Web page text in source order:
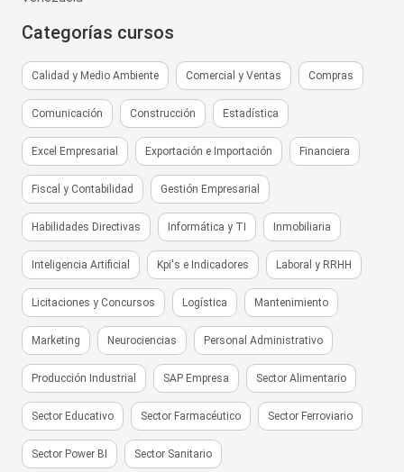
Categorías cursos
Calidad y Medio Ambiente Comercial y Ventas Compras
Comunicación Construcción Estadística
Excel Empresarial Exportación e Importación Financiera
Fiscal y Contabilidad Gestión Empresarial
Habilidades Directivas Informática y TI Inmobiliaria
Inteligencia Artificial Kpi's e Indicadores Laboral y RRHH
Licitaciones y Concursos Logística Mantenimiento
Marketing Neurociencias Personal Administrativo
Producción Industrial SAP Empresa Sector Alimentario
Sector Educativo Sector Farmacéutico Sector Ferroviario
Sector Power BI Sector Sanitario